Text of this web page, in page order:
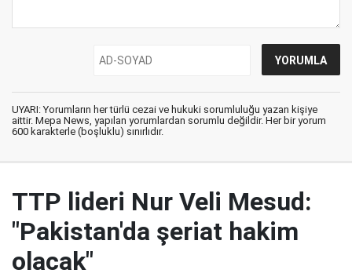
UYARI: Yorumların her türlü cezai ve hukuki sorumluluğu yazan kişiye
aittir. Mepa News, yapılan yorumlardan sorumlu değildir. Her bir yorum
600 karakterle (boşluklu) sınırlıdır.
TTP lideri Nur Veli Mesud:
"Pakistan'da şeriat hakim
olacak"